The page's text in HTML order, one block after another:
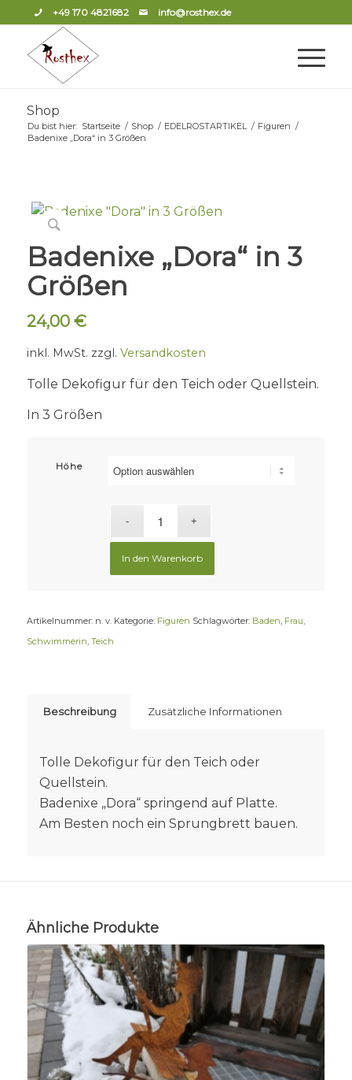
+49 170 4821682 info@rosthex.de
Shop
Du bist hier: Startseite / Shop / EDELROSTARTIKEL / Figuren /
Badenixe „Dora“ in 3 Größen
Badenixe „Dora“ in 3
Größen
24,00 €
inkl. MwSt. zzgl. Versandkosten
Tolle Dekofigur für den Teich oder Quellstein.
In 3 Größen
Höhe
In den Warenkorb
Artikelnummer: n. v. Kategorie: Figuren Schlagwörter: Baden, Frau,
Schwimmerin, Teich
Beschreibung Zusätzliche Informationen
Tolle Dekofigur für den Teich oder
Quellstein.
Badenixe „Dora“ springend auf Platte.
Am Besten noch ein Sprungbrett bauen.
Ähnliche Produkte